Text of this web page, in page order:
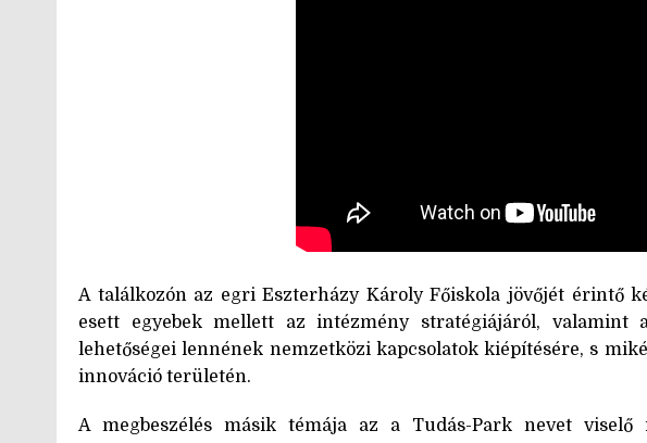
A találkozón az egri Eszterházy Károly Főiskola jövőjét érintő
esett egyebek mellett az intézmény stratégiájáról,
lehetőségei lennének nemzetközi kapcsolatok kiépítésére, s
innováció területén.
A megbeszélés másik témája az a Tudás-Park nevet